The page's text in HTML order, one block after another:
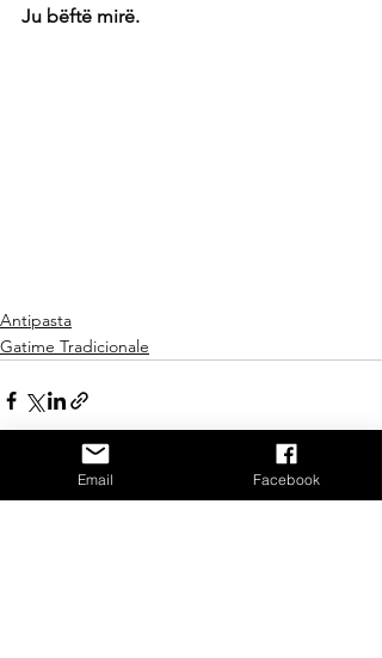
Ju bëftë mirë.
Antipasta
Gatime Tradicionale
Email Facebook